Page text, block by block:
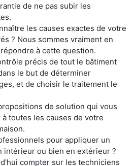
de ne pas subir les
les causes exactes de votre
? Nous sommes vraiment en
à cette question.
précis de tout le bâtiment
le but de déterminer
et de choisir le traitement le
de solution qui vous
toutes les causes de votre
pour appliquer un
intérieur ou bien en extérieur ?
compter sur les techniciens